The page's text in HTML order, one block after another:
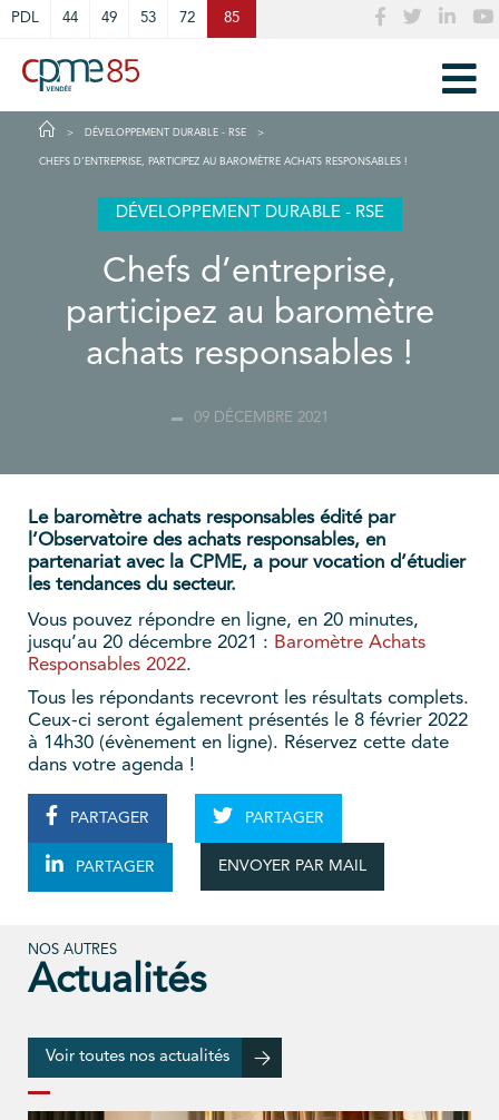
PDL 44 49 53 72 85
DÉVELOPPEMENT DURABLE - RSE
CHEFS D’ENTREPRISE, PARTICIPEZ AU BAROMÈTRE ACHATS RESPONSABLES !
DÉVELOPPEMENT DURABLE - RSE
Chefs d’entreprise,
participez au baromètre
achats responsables !
09 DÉCEMBRE 2021
Le baromètre achats responsables édité par
l’Observatoire des achats responsables, en
partenariat avec la CPME, a pour vocation d’étudier
les tendances du secteur.
Vous pouvez répondre en ligne, en 20 minutes,
jusqu’au 20 décembre 2021 : Baromètre Achats
Responsables 2022.
Tous les répondants recevront les résultats complets.
Ceux-ci seront également présentés le 8 février 2022
à 14h30 (évènement en ligne). Réservez cette date
dans votre agenda !
PARTAGER PARTAGER
PARTAGER ENVOYER PAR MAIL
NOS AUTRES
Actualités
Voir toutes nos actualités
Cookies management panel